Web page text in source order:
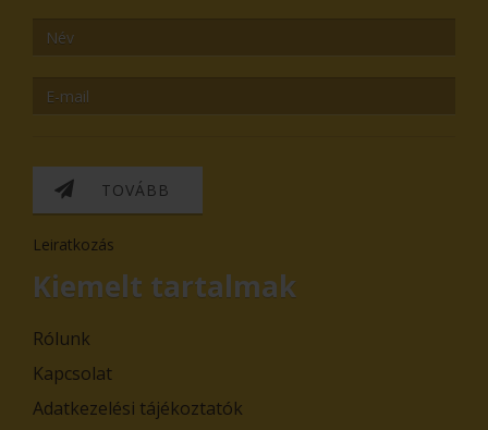
TOVÁBB
Leiratkozás
Kiemelt tartalmak
Rólunk
Kapcsolat
Adatkezelési tájékoztatók